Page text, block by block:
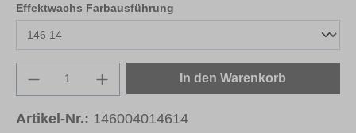
Effektwachs Farbausführung
Produkt Anzahl: Gib den gewünschten
In den Warenkorb
Artikel-Nr.: 146004014614